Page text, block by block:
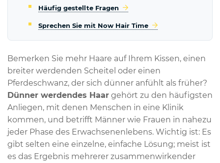
Häufig gestellte Fragen
Sprechen Sie mit Now Hair Time
Bemerken Sie mehr Haare auf Ihrem Kissen, einen
breiter werdenden Scheitel oder einen
Pferdeschwanz, der sich dünner anfühlt als früher?
Dünner werdendes Haar gehört zu den häufigsten
Anliegen, mit denen Menschen in eine Klinik
kommen, und betrifft Männer wie Frauen in nahezu
jeder Phase des Erwachsenenlebens. Wichtig ist: Es
gibt selten eine einzelne, einfache Lösung; meist ist
es das Ergebnis mehrerer zusammenwirkender